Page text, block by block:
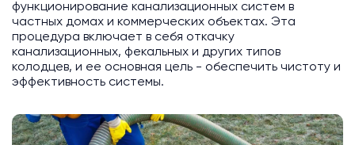
функционирование канализационных систем в
частных домах и коммерческих объектах. Эта
процедура включает в себя откачку
канализационных, фекальных и других типов
колодцев, и ее основная цель - обеспечить чистоту и
эффективность системы.